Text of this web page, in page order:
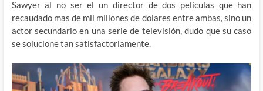
Sawyer al no ser el un director de dos películas que han
recaudado mas de mil millones de dolares entre ambas, sino un
actor secundario en una serie de televisión, dudo que su caso
se solucione tan satisfactoriamente.